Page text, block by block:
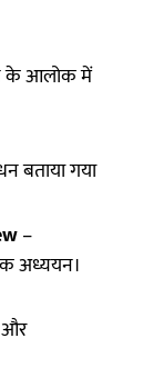
के आलोक में
बताया गया
–
अध्ययन।
और